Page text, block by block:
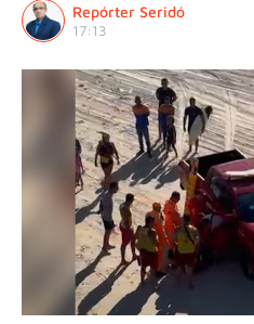
Repórter Seridó
17:13